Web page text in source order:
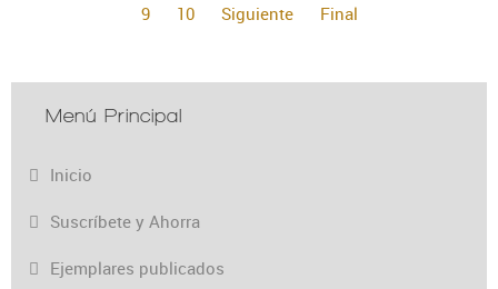
9
10 Siguiente Final
Menú Principal
Inicio
Suscríbete y Ahorra
Ejemplares publicados